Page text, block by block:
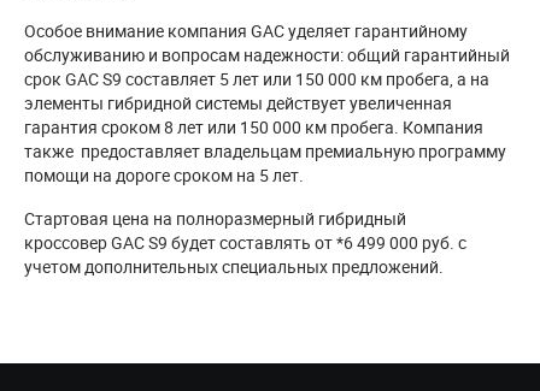
Особое внимание компания GAC уделяет гарантийному
обслуживанию и вопросам надежности: общий гарантийный
срок GAC S9 составляет 5 лет или 150 000 км пробега, а на
элементы гибридной системы действует увеличенная
гарантия сроком 8 лет или 150 000 км пробега. Компания
также предоставляет владельцам премиальную программу
помощи на дороге сроком на 5 лет.
Стартовая цена на полноразмерный гибридный
кроссовер GAC S9 будет составлять от *6 499 000 руб. с
учетом дополнительных специальных предложений.